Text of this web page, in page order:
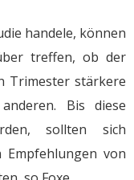
handele, können
treffen, ob der
Trimester stärkere
Bis diese
sollten sich
von